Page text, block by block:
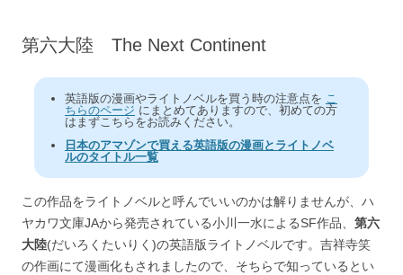
ス
第六大陸 The Next Continent
英語版の漫画やライトノベルを買う時の注意点を こ
ちらのページ にまとめてありますので、初めての方
はまずこちらをお読みください。
日本のアマゾンで買える英語版の漫画とライトノベ
ルのタイトル一覧
この作品をライトノベルと呼んでいいのかは解りませんが、ハ
ヤカワ文庫JAから発売されている小川一水によるSF作品、 第六
大陸(だいろくたいりく)の英語版ライトノベルです。吉祥寺笑
の作画にて漫画化もされましたので、そちらで知っているとい